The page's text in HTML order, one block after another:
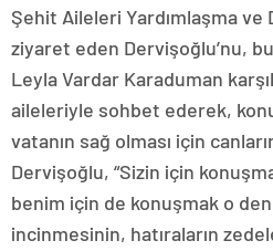
Şehit Aileleri Yardımlaşma ve
ziyaret eden Dervişoğlu’nu,
Leyla Vardar Karaduman
aileleriyle sohbet ederek,
vatanın sağ olması için
Dervişoğlu, “Sizin için
benim için de konuşmak o
incinmesinin, hatıraların